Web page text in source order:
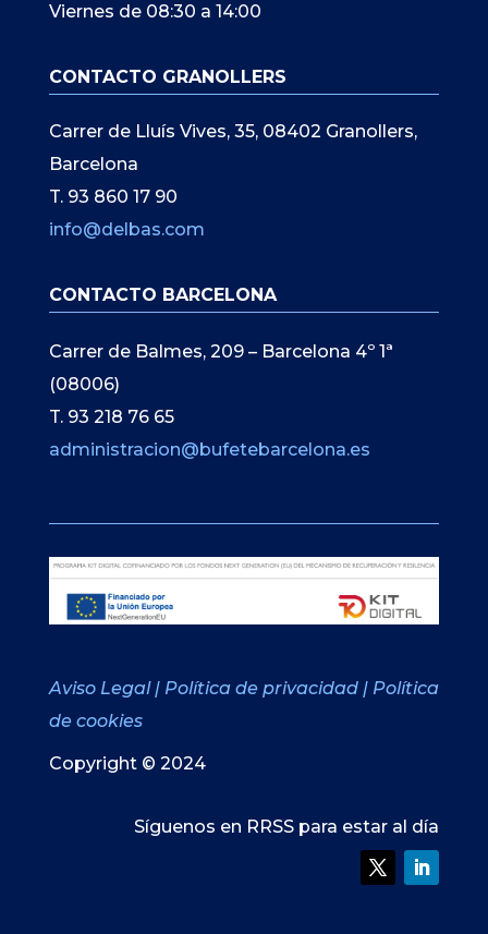
Viernes de 08:30 a 14:00
CONTACTO GRANOLLERS
Carrer de Lluís Vives, 35, 08402 Granollers,
Barcelona
T. 93 860 17 90
info@delbas.com
CONTACTO BARCELONA
Carrer de Balmes, 209 – Barcelona 4º 1ª
(08006)
T. 93 218 76 65
administracion@bufetebarcelona.es
Aviso Legal | Política de privacidad | Política
de cookies
Copyright © 2024
Síguenos en RRSS para estar al día